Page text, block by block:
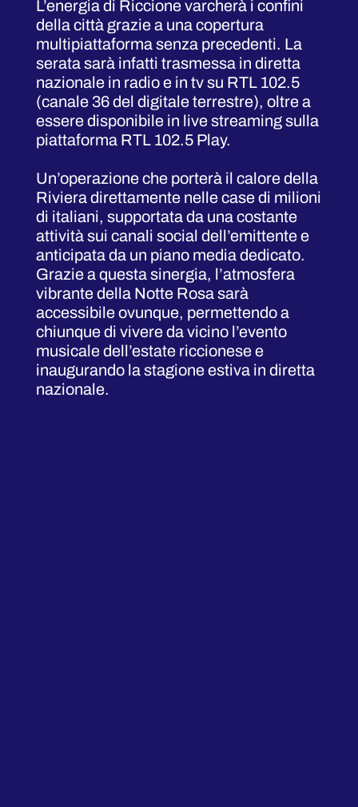
L’energia di Riccione varcherà i confini
della città grazie a una copertura
multipiattaforma senza precedenti. La
serata sarà infatti trasmessa in diretta
nazionale in radio e in tv su RTL 102.5
(canale 36 del digitale terrestre), oltre a
essere disponibile in live streaming sulla
piattaforma RTL 102.5 Play.
Un’operazione che porterà il calore della
Riviera direttamente nelle case di milioni
di italiani, supportata da una costante
attività sui canali social dell’emittente e
anticipata da un piano media dedicato.
Grazie a questa sinergia, l’atmosfera
vibrante della Notte Rosa sarà
accessibile ovunque, permettendo a
chiunque di vivere da vicino l’evento
musicale dell’estate riccionese e
inaugurando la stagione estiva in diretta
nazionale.